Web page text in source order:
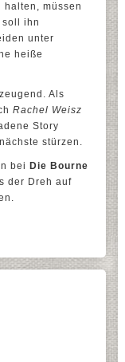
müssen
ihn
unter
heiße
Als
Rachel Weisz
Story
stürzen.
bei Die Bourne
der Dreh auf